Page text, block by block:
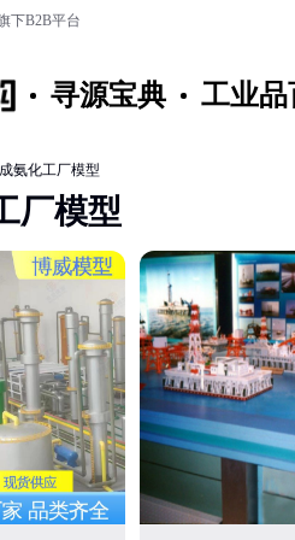
下B2B平台
寻源宝典 工业品
氨化工厂模型
厂模型